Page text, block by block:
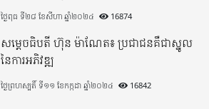
ថ្ងៃពុធ ទី២៨ ខែសីហា ឆ្នាំ២០២៤ 16874
សម្តេចធិបតី ហ៊ុន ម៉ាណែត៖ ប្រជាជនគឺជាស្នូល
នៃការអភិវឌ្ឍ
ថ្ងៃព្រហស្បតិ៍ ទី១១ ខែកក្កដា ឆ្នាំ២០២៤ 16842